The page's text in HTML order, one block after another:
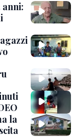
la